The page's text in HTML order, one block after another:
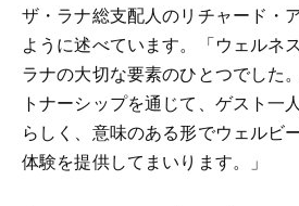
ザ・ラナ総支配人のリチャード・
ように述べています。「ウェルネ
ラナの大切な要素のひとつでした
トナーシップを通じて、ゲスト一
らしく、意味のある形でウェルビ
体験を提供してまいります。」